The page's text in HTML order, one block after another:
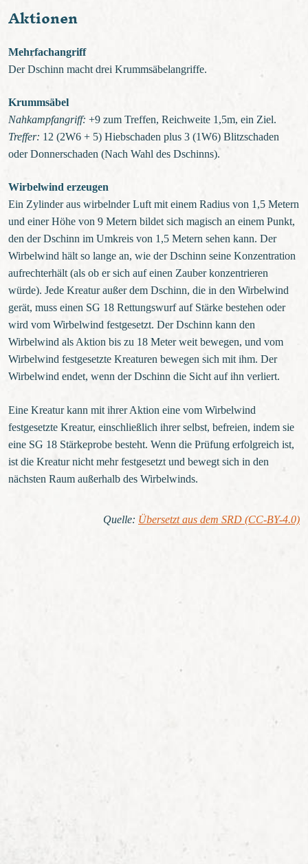
Aktionen
Mehrfachangriff
Der Dschinn macht drei Krummsäbelangriffe.
Krummsäbel
Nahkampfangriff: +9 zum Treffen, Reichweite 1,5m, ein Ziel.
Treffer: 12 (2W6 + 5) Hiebschaden plus 3 (1W6) Blitzschaden
oder Donnerschaden (Nach Wahl des Dschinns).
Wirbelwind erzeugen
Ein Zylinder aus wirbelnder Luft mit einem Radius von 1,5 Metern
und einer Höhe von 9 Metern bildet sich magisch an einem Punkt,
den der Dschinn im Umkreis von 1,5 Metern sehen kann. Der
Wirbelwind hält so lange an, wie der Dschinn seine Konzentration
aufrechterhält (als ob er sich auf einen Zauber konzentrieren
würde). Jede Kreatur außer dem Dschinn, die in den Wirbelwind
gerät, muss einen SG 18 Rettungswurf auf Stärke bestehen oder
wird vom Wirbelwind festgesetzt. Der Dschinn kann den
Wirbelwind als Aktion bis zu 18 Meter weit bewegen, und vom
Wirbelwind festgesetzte Kreaturen bewegen sich mit ihm. Der
Wirbelwind endet, wenn der Dschinn die Sicht auf ihn verliert.
Eine Kreatur kann mit ihrer Aktion eine vom Wirbelwind
festgesetzte Kreatur, einschließlich ihrer selbst, befreien, indem sie
eine SG 18 Stärkeprobe besteht. Wenn die Prüfung erfolgreich ist,
ist die Kreatur nicht mehr festgesetzt und bewegt sich in den
nächsten Raum außerhalb des Wirbelwinds.
Quelle: Übersetzt aus dem SRD (CC-BY-4.0)